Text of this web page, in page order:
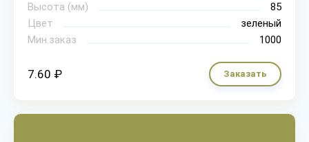
Высота (мм)
85
Цвет
зеленый
Мин.заказ
1000
7.60 ₽ Заказать